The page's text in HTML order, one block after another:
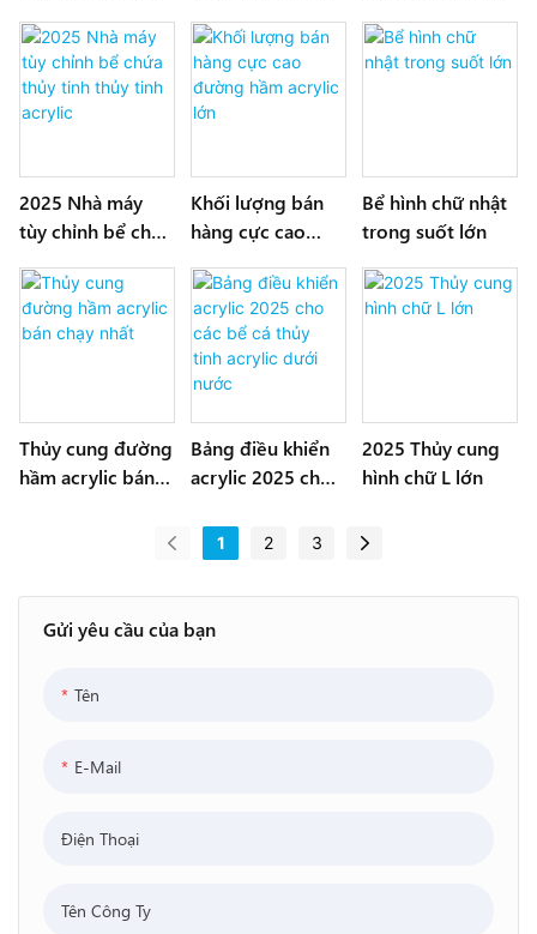
Gửi yêu cầu của bạn
Tên
E-Mail
Điện Thoại
Tên Công Ty
2025 Nhà máy
tùy chỉnh bể chứa
tinh acrylic
Khối lượng bán
hàng cực cao
acrylic lớn
Bể hình chữ nhật
trong suốt lớn
Thủy cung đường
hầm acrylic bán
Bảng điều khiển
acrylic 2025 cho
tinh acrylic dưới
nước
2025 Thủy cung
hình chữ L lớn
1 2 3